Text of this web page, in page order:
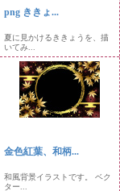
png ききょ...
夏に見かけるききょうを、描
いてみ...
金色紅葉、和柄...
和風背景イラストです。 ベク
ター...